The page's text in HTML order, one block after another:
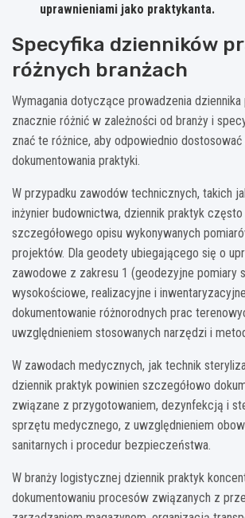
uprawnieniami jako praktykanta.
Specyfika dzienników
różnych branżach
Wymagania dotyczące prowadzenia
znacznie różnić w zależności od branży i
znać te różnice, aby odpowiednio dostosować
dokumentowania praktyki.
W przypadku zawodów technicznych, takich
inżynier budownictwa, dziennik praktyk
szczegółowego opisu wykonywanych
projektów. Dla geodety ubiegającego się o
zawodowe z zakresu 1 (geodezyjne pomiary
wysokościowe, realizacyjne i
dokumentowanie różnorodnych prac
uwzględnieniem stosowanych narzędzi i
W zawodach medycznych, jak technik
dziennik praktyk powinien szczegółowo
związane z przygotowaniem, dezynfekcją i
sprzętu medycznego, z uwzględnieniem
sanitarnych i procedur bezpieczeństwa.
W branży logistycznej dziennik praktyk
dokumentowaniu procesów związanych z